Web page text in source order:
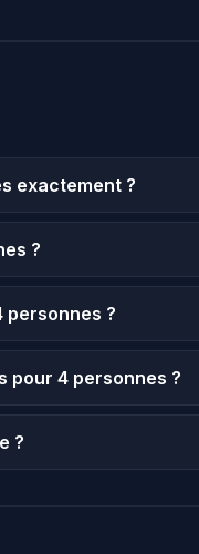
exactement ?
?
?
pour 4 personnes ?
?